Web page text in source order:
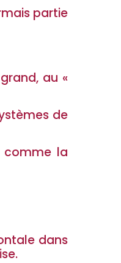
partie
au «
de
comme la
dans